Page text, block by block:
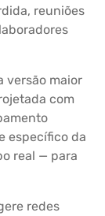
reuniões
versão maior
com
específico da
real — para
redes